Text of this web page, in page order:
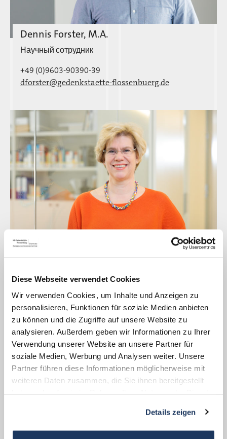
Diese Webseite verwendet Cookies
Wir verwenden Cookies, um Inhalte und Anzeigen zu
personalisieren, Funktionen für soziale Medien anbieten
zu können und die Zugriffe auf unsere Website zu
analysieren. Außerdem geben wir Informationen zu Ihrer
Verwendung unserer Website an unsere Partner für
soziale Medien, Werbung und Analysen weiter. Unsere
Partner führen diese Informationen möglicherweise mit
weiteren Daten zusammen, die Sie ihnen bereitgestellt
Details zeigen
Dennis Forster, M.A.
Научный сотрудник
+49 (0)9603-90390-39
dforster@gedenkstaette-flossenbuerg.de
Hedda Fischer, Dipl.-Kauffrau
+49 (0)9603-90390-10
hfischer@gedenkstaette-flossenbuerg.de